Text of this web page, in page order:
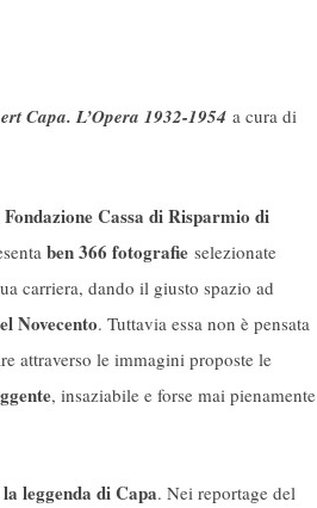
Capa. L’Opera 1932-1954 a cura di
Fondazione Cassa di Risparmio di
ben 366 fotografie selezionate
carriera, dando il giusto spazio ad
Novecento. Tuttavia essa non è pensata
attraverso le immagini proposte le
, insaziabile e forse mai pienamente
la leggenda di Capa. Nei reportage del